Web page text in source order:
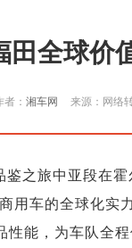
田全球价
者： 湘车网 来源：网络
鉴之旅中亚段在
用车的全球化实
性能，为车队全